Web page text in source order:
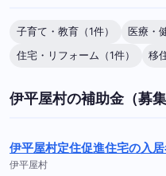
子育て・教育（1件）
医療・
住宅・リフォーム（1件）
移
伊平屋村の補助金（募
伊平屋村定住促進住宅の入
伊平屋村